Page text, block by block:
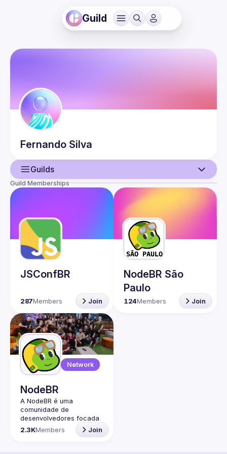
Guild
Fernando Silva
Guilds
Guilds
Guild Memberships
JSConfBR
287Members Join
NodeBR São
Paulo
124Members Join
Network
NodeBR
A NodeBR é uma
comunidade de
desenvolvedores focada
na linguagem de
programação JavaScript
2.3KMembers Join